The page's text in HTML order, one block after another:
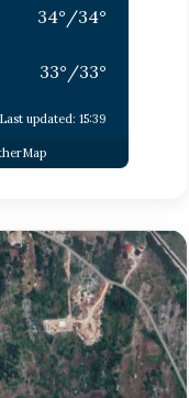
34° /34°
33° /33°
Last updated: 15:39